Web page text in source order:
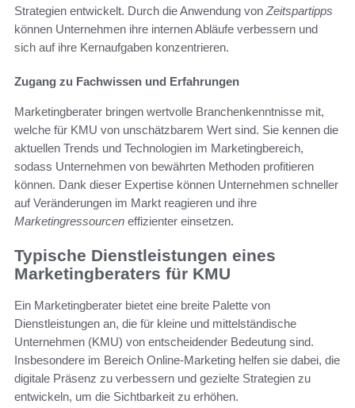
Strategien entwickelt. Durch die Anwendung von Zeitspartipps
können Unternehmen ihre internen Abläufe verbessern und
sich auf ihre Kernaufgaben konzentrieren.
Zugang zu Fachwissen und Erfahrungen
Marketingberater bringen wertvolle Branchenkenntnisse mit,
welche für KMU von unschätzbarem Wert sind. Sie kennen die
aktuellen Trends und Technologien im Marketingbereich,
sodass Unternehmen von bewährten Methoden profitieren
können. Dank dieser Expertise können Unternehmen schneller
auf Veränderungen im Markt reagieren und ihre
Marketingressourcen effizienter einsetzen.
Typische Dienstleistungen eines
Marketingberaters für KMU
Ein Marketingberater bietet eine breite Palette von
Dienstleistungen an, die für kleine und mittelständische
Unternehmen (KMU) von entscheidender Bedeutung sind.
Insbesondere im Bereich Online-Marketing helfen sie dabei, die
digitale Präsenz zu verbessern und gezielte Strategien zu
entwickeln, um die Sichtbarkeit zu erhöhen.